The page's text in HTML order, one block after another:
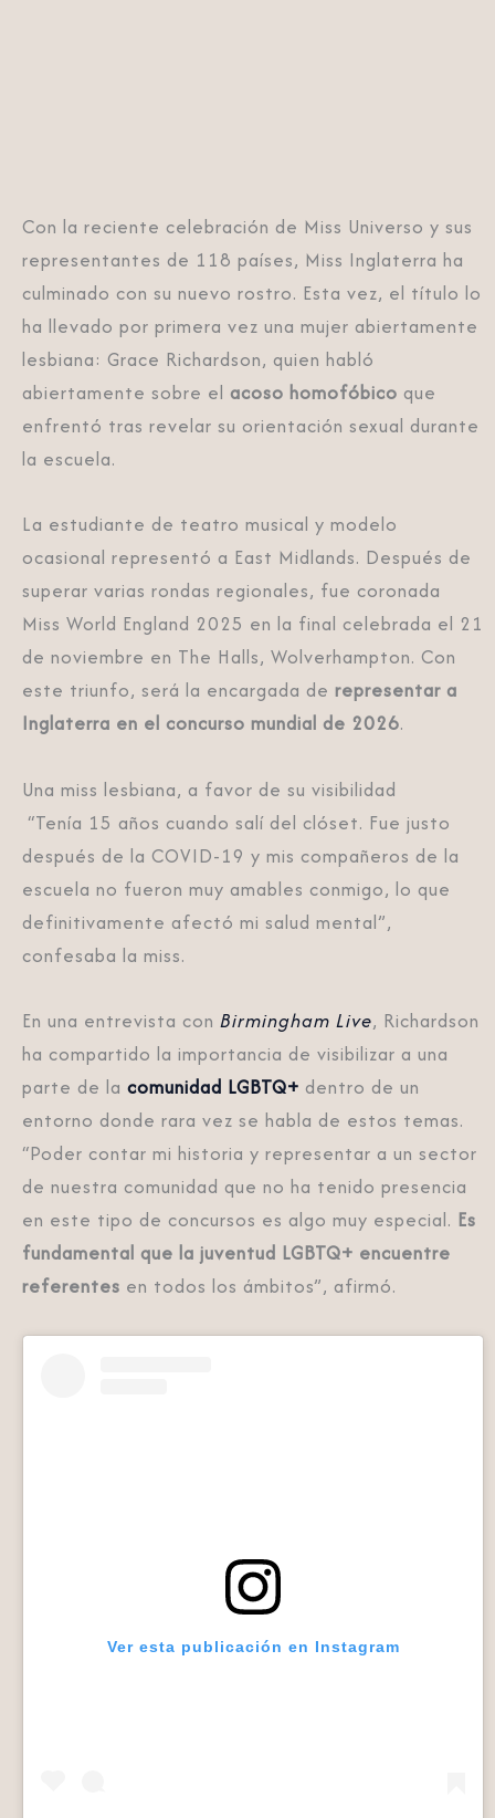
Con la reciente celebración de Miss Universo y sus
representantes de 118 países, Miss Inglaterra ha
culminado con su nuevo rostro. Esta vez, el título lo
ha llevado por primera vez una mujer abiertamente
lesbiana: Grace Richardson, quien habló
abiertamente sobre el acoso homofóbico que
enfrentó tras revelar su orientación sexual durante
la escuela.
La estudiante de teatro musical y modelo
ocasional representó a East Midlands. Después de
superar varias rondas regionales, fue coronada
Miss World England 2025 en la final celebrada el 21
de noviembre en The Halls, Wolverhampton. Con
este triunfo, será la encargada de representar a
Inglaterra en el concurso mundial de 2026.
Una miss lesbiana, a favor de su visibilidad
“Tenía 15 años cuando salí del clóset. Fue justo
después de la COVID-19 y mis compañeros de la
escuela no fueron muy amables conmigo, lo que
definitivamente afectó mi salud mental”,
confesaba la miss.
En una entrevista con Birmingham Live, Richardson
ha compartido la importancia de visibilizar a una
parte de la comunidad LGBTQ+ dentro de un
entorno donde rara vez se habla de estos temas.
“Poder contar mi historia y representar a un sector
de nuestra comunidad que no ha tenido presencia
en este tipo de concursos es algo muy especial. Es
fundamental que la juventud LGBTQ+ encuentre
referentes en todos los ámbitos”, afirmó.
Ver esta publicación en Instagram